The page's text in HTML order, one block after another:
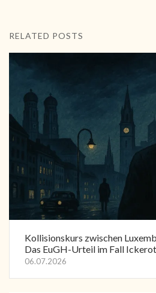
RELATED POSTS
Kollisionskurs zwischen
Das EuGH-Urteil im Fall
06.07.2026